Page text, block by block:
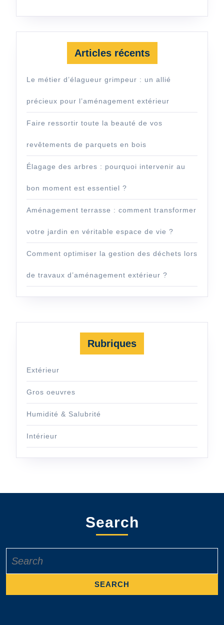
espace
extérieur
Articles récents
Le métier d’élagueur grimpeur : un allié
précieux pour l’aménagement extérieur
Faire ressortir toute la beauté de vos
revêtements de parquets en bois
Élagage des arbres : pourquoi intervenir au
bon moment est essentiel ?
Aménagement terrasse : comment transformer
votre jardin en véritable espace de vie ?
Comment optimiser la gestion des déchets lors
de travaux d’aménagement extérieur ?
Rubriques
Extérieur
Gros oeuvres
Humidité & Salubrité
Intérieur
Search
for: